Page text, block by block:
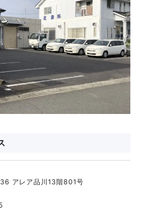
アレア品川13階801号